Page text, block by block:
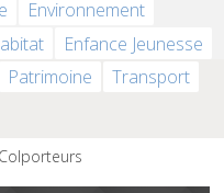
Environnement
Enfance Jeunesse
Patrimoine Transport